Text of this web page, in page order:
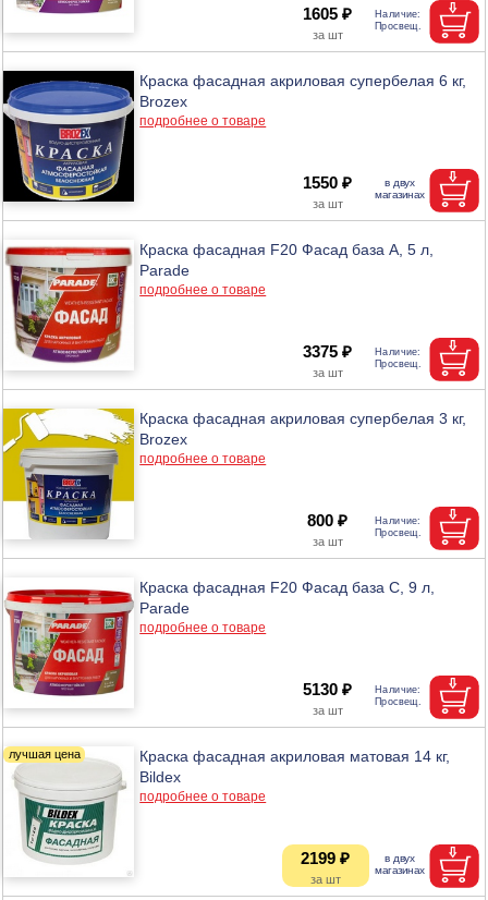
1605 ₽
Краска фасадная акриловая супербелая 6 кг,
Brozex
подробнее о товаре
1550 ₽
Краска фасадная F20 Фасад база А, 5 л,
Parade
подробнее о товаре
3375 ₽
Краска фасадная акриловая супербелая 3 кг,
Brozex
подробнее о товаре
800 ₽
Краска фасадная F20 Фасад база С, 9 л,
Parade
подробнее о товаре
5130 ₽
Краска фасадная акриловая матовая 14 кг,
Bildex
подробнее о товаре
2199 ₽